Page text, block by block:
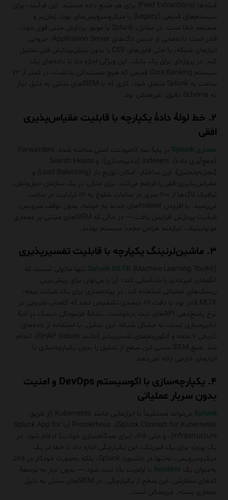
فیلدها (Field Extractions) برای هر منبع داده هستند. این فرآیند، برای
سیستم‌های قدیمی (Legacy) یا میکروسرویس‌های پویا، زمان‌بر و
مستعد خطا است. در مقابل، Splunk با موتور پردازش متنی قوی خود،
قادر است داده‌هایی از جنس لاگ‌های Application Server، خروجی
ابزارهای شبکه، یا حتی فایل‌های CSV را بدون پیش‌پردازش فنی تحلیل
کند. در پروژه‌ای برای یک بانک، این ویژگی اجازه داد تا داده‌های یک
سیستم Core Banking قدیمی که هیچ مستنداتی نداشت، در کمتر از ۷۲
ساعت به Splunk متصل شود، کاری که با SIEMهای سنتی به دلیل نیاز
به Schema دقیق، غیرممکن بود.
۲. خط لولهٔ دادهٔ یکپارچه با قابلیت مقیاس‌پذیری
افقی
معماری Splunk
بر پایهٔ سه کامپوننت اصلی ساخته شده: Forwarders
(جمع‌آوری داده)، Indexers (ذخیره‌سازی)، و Search Heads
(تجزیه‌وتحلیل). این ساختار، امکان توزیع بار (Load Balancing) و
مقیاس‌پذیری افقی را فراهم می‌کند. برای مثال، در یک سازمان حمل‌ونقل،
ترافیک لاگ‌ها از ۲۰۰ سرور در ساعات شلوغ به ۱۲ ترابایت در ساعت
می‌رسید. با افزودن Indexerهای جدید به خوشه، بدون توقف سرویس،
ظرفیت پردازش افزایش یافت — در حالی که SIEMهای مبتنی بر معماری
مونولیتیک، نیازمند طراحی مجدد سیستم بودند.
۳. ماشین‌لرنینگ یکپارچه با قابلیت تفسیرپذیری
Splunk MLTK (Machine Learning Toolkit) تنها ماژولی نیست که
الگوهای غیرعادی را شناسایی کند؛ آن را می‌توان برای پیش‌بینی
ریسک‌های عملیاتی استفاده کرد. در پیاده‌سازی برای یک شرکت بیمه،
MLTK قادر بود با دقت ۸۶ درصدی تشخیص دهد که کاهش تدریجی در
نرخ پاسخ‌دهی APIهای ثبت درخواست، نشانهٔ فرسودگی دیسک در لایهٔ
ذخیره‌سازی است، نه مشکل شبکه. این تحلیل، با استفاده از داده‌های
تاریخی ۶ ماهه و الگوریتم‌های تفسیرپذیر (مانند SHAP Values)، انجام
شد. هیچ SIEM سنتی این سطح از تحلیل را بدون یکپارچه‌سازی با
ابزارهای خارجی ارائه نمی‌دهد.
۴. یکپارچه‌سازی با اکوسیستم DevOps و امنیت
بدون سربار عملیاتی
Splunk
می‌تواند مستقیماً با ابزارهایی مانند Kubernetes (از طریق
Splunk Connect for Kubernetes)، Prometheus (با Splunk App for
Infrastructure)، و حتی Jira (برای همگام‌سازی حوادث) ادغام شود. در
یک پروژه برای یک فین‌تک، این یکپارچگی اجازه داد تا خطا در یک
میکروسرویس، نه‌تنها در داشبورد Splunk، بلکه به‌صورت خودکار در Jira
به‌عنوان یک Incident با اولویت بالا ثبت شود — بدون نیاز به توسعهٔ
کدهای سفارشی. این سطح از یکپارچگی، در SIEMهای سنتی به دلیل
معماری بسته، غیرممکن است.